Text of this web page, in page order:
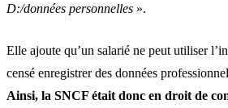
D:/données personnelles ».
Elle ajoute qu’un salarié ne peut utiliser
censé enregistrer des données
Ainsi, la SNCF était donc en droit de